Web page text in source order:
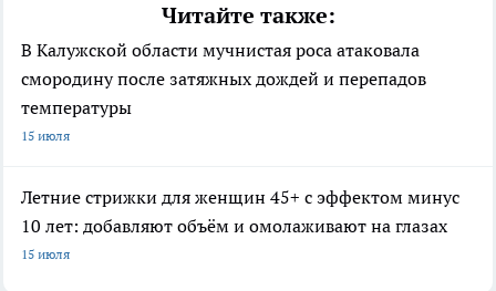
Читайте также:
В Калужской области мучнистая роса атаковала
смородину после затяжных дождей и перепадов
температуры
15 июля
Летние стрижки для женщин 45+ с эффектом минус
10 лет: добавляют объём и омолаживают на глазах
15 июля